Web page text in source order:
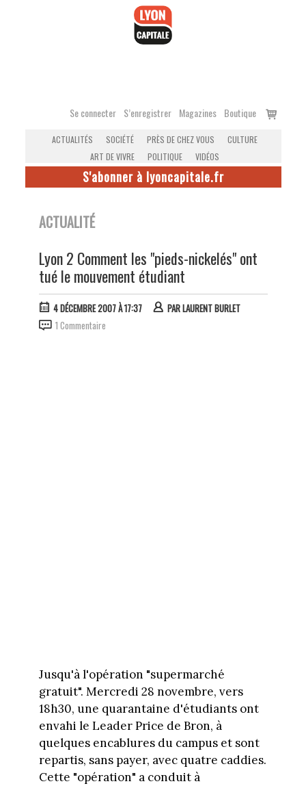
Se connecter S’enregistrer Magazines Boutique
Voir
ACTUALITÉS SOCIÉTÉ PRÈS DE CHEZ VOUS
CULTURE
ART DE VIVRE
POLITIQUE VIDÉOS
S'abonner à lyoncapitale.fr
ACTUALITÉ
Lyon 2 Comment les "pieds-nickelés" ont
tué le mouvement étudiant
4 DÉCEMBRE 2007 À 17:37 PARLAURENT BURLET
1 Commentaire
Jusqu'à l'opération "supermarché
gratuit". Mercredi 28 novembre, vers
18h30, une quarantaine d'étudiants ont
envahi le Leader Price de Bron, à
quelques encablures du campus et sont
repartis, sans payer, avec quatre caddies.
Cette "opération" a conduit à